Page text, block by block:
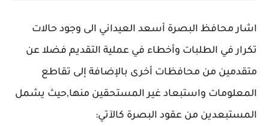
اشار محافظ البصرة أسعد العيداني الى وجود حالات
تكرار في الطلبات وأخطاء في عملية التقديم فضلا عن
متقدمين من محافظات أخرى بالإضافة إلى تقاطع
المعلومات واستبعاد غير المستحقين منها,حيث يشمل
المستبعدين من عقود البصرة كالآتي: